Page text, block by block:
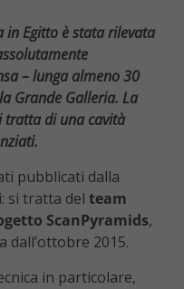
in Egitto è stata rilevata
– lunga almeno 30
Grande Galleria. La
tratta di una cavità
pubblicati dalla
si tratta del team
ScanPyramids,
dall’ottobre 2015.
in particolare,